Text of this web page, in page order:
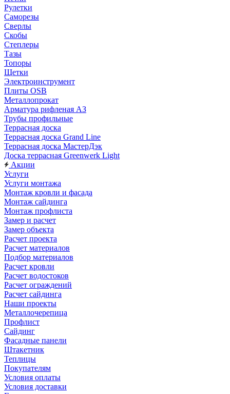
Рулетки
Саморезы
Сверлы
Скобы
Степлеры
Тазы
Топоры
Щетки
Электроинструмент
Плиты OSB
Металлопрокат
Арматура рифленая АЗ
Трубы профильные
Террасная доска
Террасная доска Grand Line
Террасная доска МастерДэк
Доска террасная Greenwerk Light
Акции
Услуги
Услуги монтажа
Монтаж кровли и фасада
Монтаж сайдинга
Монтаж профлиста
Замер и расчет
Замер объекта
Расчет проекта
Расчет материалов
Подбор материалов
Расчет кровли
Расчет водостоков
Расчет ограждений
Расчет сайдинга
Наши проекты
Металлочерепица
Профлист
Сайдинг
Фасадные панели
Штакетник
Теплицы
Покупателям
Условия оплаты
Условия доставки